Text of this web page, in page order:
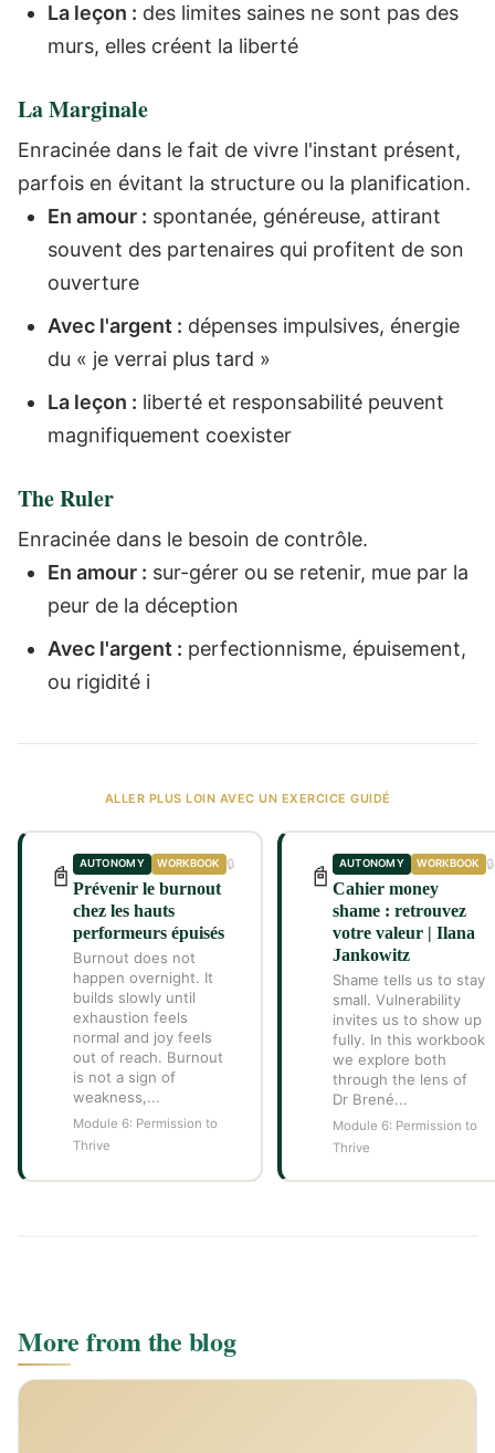
La leçon : des limites saines ne sont pas des
murs, elles créent la liberté
La Marginale
Enracinée dans le fait de vivre l'instant présent,
parfois en évitant la structure ou la planification.
En amour : spontanée, généreuse, attirant
souvent des partenaires qui profitent de son
ouverture
Avec l'argent : dépenses impulsives, énergie
du « je verrai plus tard »
La leçon : liberté et responsabilité peuvent
magnifiquement coexister
The Ruler
Enracinée dans le besoin de contrôle.
En amour : sur-gérer ou se retenir, mue par la
peur de la déception
Avec l'argent : perfectionnisme, épuisement,
ou rigidité i
ALLER PLUS LOIN AVEC UN EXERCICE GUIDÉ
📓 AUTONOMY WORKBOOK
Prévenir le burnout
chez les hauts
performeurs épuisés
Burnout does not
happen overnight. It
builds slowly until
exhaustion feels
normal and joy feels
out of reach. Burnout
is not a sign of
weakness,...
Module 6: Permission to
Thrive
🔒 📓 AUTONOMY WORKBOOK
Cahier money
shame : retrouvez
votre valeur | Ilana
Jankowitz
Shame tells us to stay
small. Vulnerability
invites us to show up
fully. In this workbook
we explore both
through the lens of
Dr Brené...
Module 6: Permission to
Thrive
🔒
More from the blog